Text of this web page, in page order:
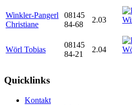
Winkler-Pangerl
Christiane
08145
84-68
2.03
Wörl Tobias
08145
84-21
2.04
Quicklinks
Kontakt